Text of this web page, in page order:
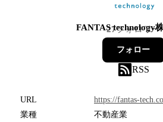
FANTAS technology
27フォロワー
フォロー
RSS
URL
https://fantas-
業種
不動産業